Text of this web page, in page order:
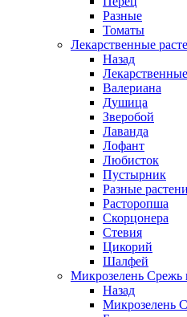
Разные
Томаты
Лекарственные
Назад
Валериана
Душица
Зверобой
Лаванда
Лофант
Любисток
Пустырник
Разные
Расторопша
Скорцонера
Стевия
Цикорий
Шалфей
Микрозелень
Назад
Микрозелень